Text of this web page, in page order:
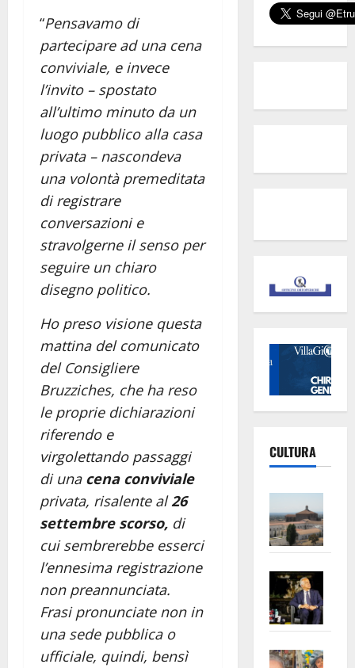
“Pensavamo di
partecipare ad una cena
conviviale, e invece
l’invito – spostato
all’ultimo minuto da un
luogo pubblico alla casa
privata – nascondeva
una volontà premeditata
di registrare
conversazioni e
stravolgerne il senso per
seguire un chiaro
disegno politico.
Ho preso visione questa
mattina del comunicato
del Consigliere
Bruzziches, che ha reso
le proprie dichiarazioni
riferendo e
virgolettando passaggi
di unacena conviviale
privata, risalente al26
settembre scorso, di
cui sembrerebbe esserci
l’ennesima registrazione
non preannunciata.
Frasi pronunciate non in
una sede pubblica o
ufficiale, quindi, bensì
CULTURA
apre